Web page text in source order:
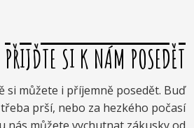
PŘIJĎTE SI K NÁM POSEDĚT
si můžete i příjemně posedět. Buď
prší, nebo za hezkého počasí